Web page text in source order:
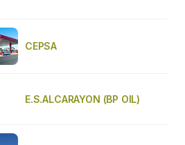
CEPSA
E.S.ALCARAYON (BP OIL)